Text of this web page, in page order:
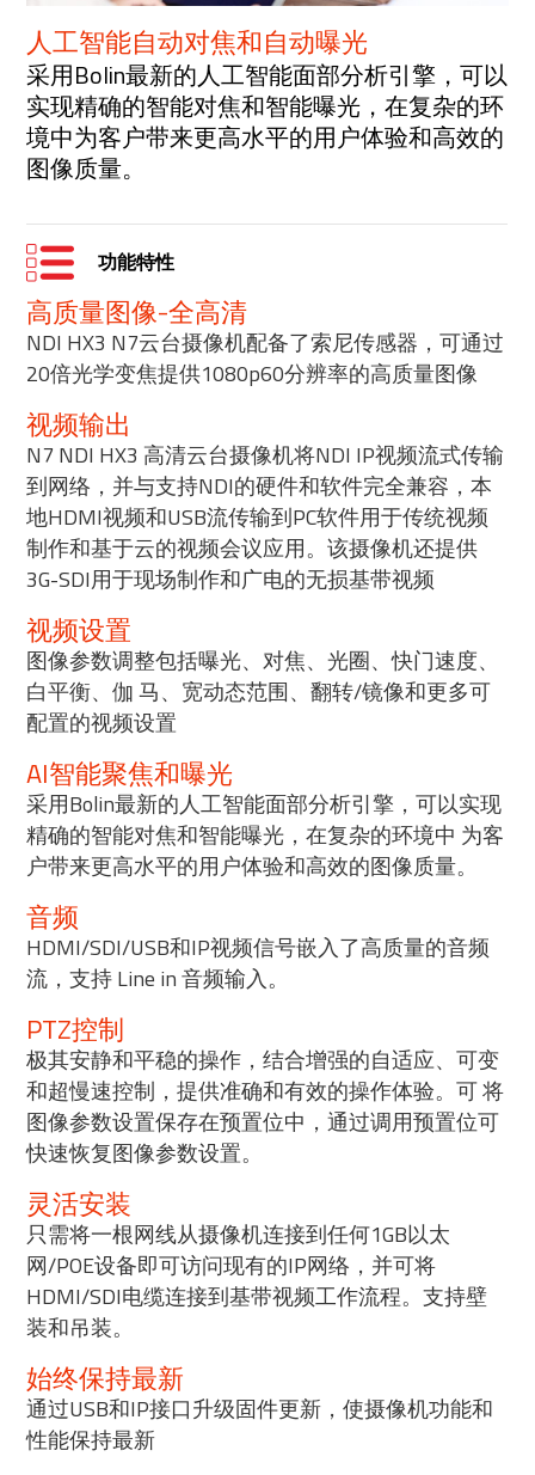
人工智能自动对焦和自动曝光
采用Bolin最新的人工智能面部分析引擎，可以
实现精确的智能对焦和智能曝光，在复杂的环
境中为客户带来更高水平的用户体验和高效的
图像质量。
功能特性
高质量图像-全高清
NDI HX3 N7云台摄像机配备了索尼传感器，可通过
20倍光学变焦提供1080p60分辨率的高质量图像
视频输出
N7 NDI HX3 高清云台摄像机将NDI IP视频流式传输
到网络，并与支持NDI的硬件和软件完全兼容，本
地HDMI视频和USB流传输到PC软件用于传统视频
制作和基于云的视频会议应用。该摄像机还提供
3G-SDI用于现场制作和广电的无损基带视频
视频设置
图像参数调整包括曝光、对焦、光圈、快门速度、
白平衡、伽 马、宽动态范围、翻转/镜像和更多可
配置的视频设置
AI智能聚焦和曝光
采用Bolin最新的人工智能面部分析引擎，可以实现
精确的智能对焦和智能曝光，在复杂的环境中 为客
户带来更高水平的用户体验和高效的图像质量。
音频
HDMI/SDI/USB和IP视频信号嵌入了高质量的音频
流，支持 Line in 音频输入。
PTZ控制
极其安静和平稳的操作，结合增强的自适应、可变
和超慢速控制，提供准确和有效的操作体验。可 将
图像参数设置保存在预置位中，通过调用预置位可
快速恢复图像参数设置。
灵活安装
只需将一根网线从摄像机连接到任何1GB以太
网/POE设备即可访问现有的IP网络，并可将
HDMI/SDI电缆连接到基带视频工作流程。支持壁
装和吊装。
始终保持最新
通过USB和IP接口升级固件更新，使摄像机功能和
性能保持最新